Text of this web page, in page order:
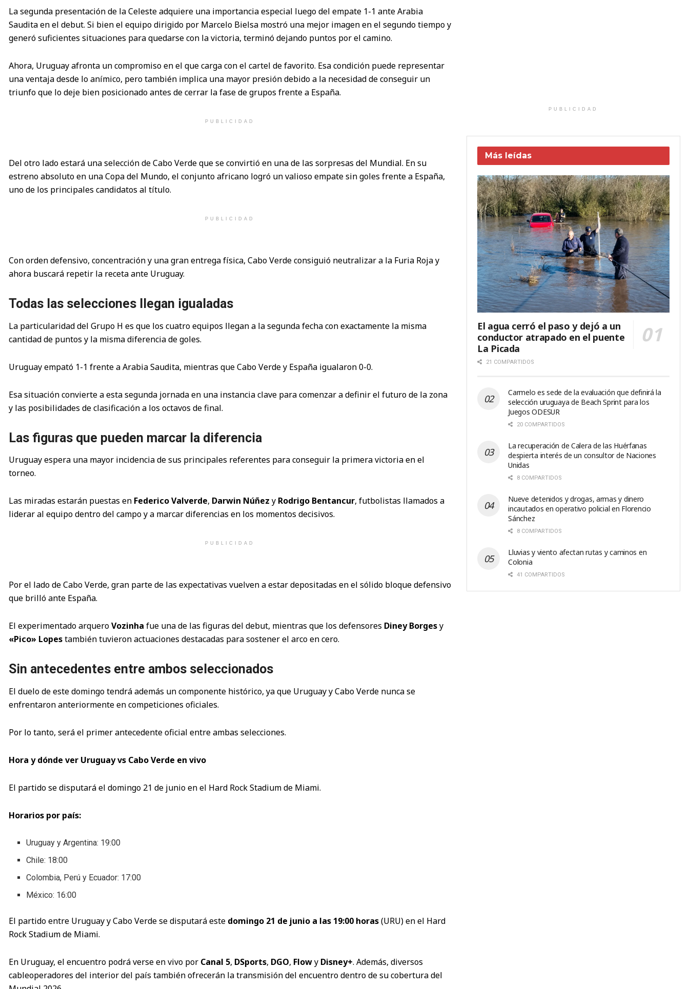
La segunda presentación de la Celeste adquiere una importancia especial luego del empate 1-1 ante Arabia
Saudita en el debut. Si bien el equipo dirigido por Marcelo Bielsa mostró una mejor imagen en el segundo tiempo y
generó suficientes situaciones para quedarse con la victoria, terminó dejando puntos por el camino.
Ahora, Uruguay afronta un compromiso en el que carga con el cartel de favorito. Esa condición puede representar
una ventaja desde lo anímico, pero también implica una mayor presión debido a la necesidad de conseguir un
triunfo que lo deje bien posicionado antes de cerrar la fase de grupos frente a España.
PUBLICIDAD
Del otro lado estará una selección de Cabo Verde que se convirtió en una de las sorpresas del Mundial. En su
estreno absoluto en una Copa del Mundo, el conjunto africano logró un valioso empate sin goles frente a España,
uno de los principales candidatos al título.
PUBLICIDAD
Con orden defensivo, concentración y una gran entrega física, Cabo Verde consiguió neutralizar a la Furia Roja y
ahora buscará repetir la receta ante Uruguay.
Todas las selecciones llegan igualadas
La particularidad del Grupo H es que los cuatro equipos llegan a la segunda fecha con exactamente la misma
cantidad de puntos y la misma diferencia de goles.
Uruguay empató 1-1 frente a Arabia Saudita, mientras que Cabo Verde y España igualaron 0-0.
Esa situación convierte a esta segunda jornada en una instancia clave para comenzar a definir el futuro de la zona
y las posibilidades de clasificación a los octavos de final.
Las figuras que pueden marcar la diferencia
Uruguay espera una mayor incidencia de sus principales referentes para conseguir la primera victoria en el
torneo.
Las miradas estarán puestas en Federico Valverde, Darwin Núñez y Rodrigo Bentancur, futbolistas llamados a
liderar al equipo dentro del campo y a marcar diferencias en los momentos decisivos.
PUBLICIDAD
Por el lado de Cabo Verde, gran parte de las expectativas vuelven a estar depositadas en el sólido bloque defensivo
que brilló ante España.
El experimentado arqueroVozinha fue una de las figuras del debut, mientras que los defensores Diney Borgesy
«Pico» Lopestambién tuvieron actuaciones destacadas para sostener el arco en cero.
Sin antecedentes entre ambos seleccionados
El duelo de este domingo tendrá además un componente histórico, ya que Uruguay y Cabo Verde nunca se
enfrentaron anteriormente en competiciones oficiales.
Por lo tanto, será el primer antecedente oficial entre ambas selecciones.
Hora y dónde ver Uruguay vs Cabo Verde en vivo
El partido se disputará el domingo 21 de junio en el Hard Rock Stadium de Miami.
Horarios por país:
Uruguay y Argentina: 19:00
Chile: 18:00
Colombia, Perú y Ecuador: 17:00
México: 16:00
El partido entre Uruguay y Cabo Verde se disputará este domingo 21 de junio a las 19:00 horas(URU) en el Hard
Rock Stadium de Miami.
En Uruguay, el encuentro podrá verse en vivo por Canal 5, DSports, DGO, Flowy Disney+. Además, diversos
cableoperadores del interior del país también ofrecerán la transmisión del encuentro dentro de su cobertura del
PUBLICIDAD
Más leídas
El agua cerró el paso y dejó a un
conductor atrapado en el puente
La Picada
21 COMPARTIDOS
Carmelo es sede de la evaluación que definirá la
selección uruguaya de Beach Sprint para los
Juegos ODESUR
20 COMPARTIDOS
La recuperación de Calera de las Huérfanas
despierta interés de un consultor de Naciones
Unidas
8 COMPARTIDOS
Nueve detenidos y drogas, armas y dinero
incautados en operativo policial en Florencio
Sánchez
8 COMPARTIDOS
Lluvias y viento afectan rutas y caminos en
Colonia
41 COMPARTIDOS